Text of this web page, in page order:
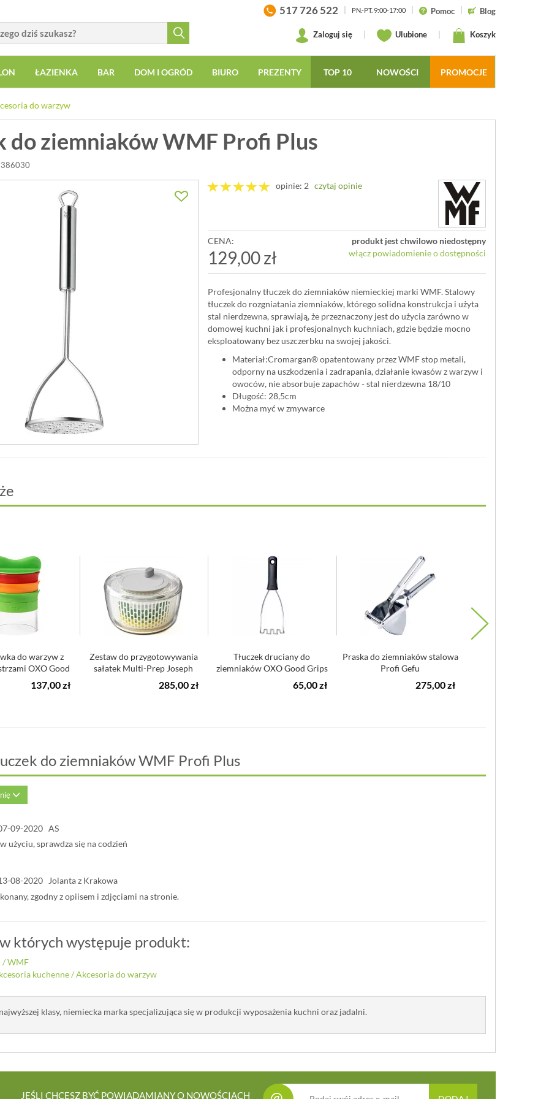
517 726 522 PN.-PT. 9:00-17:00 Pomoc Blog
Zaloguj się Ulubione Koszyk
ŁAZIENKA BAR DOM I OGRÓD BIURO PREZENTY TOP 10 NOWOŚCI PROMOCJE
do warzyw
do ziemniaków WMF Profi Plus
opinie: 2 czytaj opinie
CENA:
129,00 zł
produkt jest chwilowo niedostępny
włącz powiadomienie o dostępności
Profesjonalny tłuczek do ziemniaków niemieckiej marki WMF. Stalowy
tłuczek do rozgniatania ziemniaków, którego solidna konstrukcja i użyta
stal nierdzewna, sprawiają, że przeznaczony jest do użycia zarówno w
domowej kuchni jak i profesjonalnych kuchniach, gdzie będzie mocno
eksploatowany bez uszczerbku na swojej jakości.
Materiał:Cromargan® opatentowany przez WMF stop metali,
odporny na uszkodzenia i zadrapania, działanie kwasów z warzyw i
owoców, nie absorbuje zapachów - stal nierdzewna 18/10
Długość: 28,5cm
Można myć w zmywarce
do warzyw z
OXO Good
137,00 zł
Zestaw do przygotowywania
sałatek Multi-Prep Joseph
285,00 zł
Tłuczek druciany do
ziemniaków OXO Good Grips
65,00 zł
Praska do ziemniaków stalowa
Profi Gefu
275,00 zł
do ziemniaków WMF Profi Plus
09-2020 AS
użyciu, sprawdza się na codzień
08-2020 Jolanta z Krakowa
zgodny z opiisem i zdjęciami na stronie.
których występuje produkt:
/WMF
kuchenne/Akcesoria do warzyw
klasy, niemiecka marka specjalizująca się w produkcji wyposażenia kuchni oraz jadalni.
JEŚLI CHCESZ BYĆ POWIADAMIANY O NOWOŚCIACH